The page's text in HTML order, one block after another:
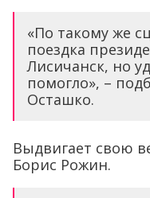
«По такому же
поездка
Лисичанск, но
помогло», –
Осташко.
Выдвигает свою
Борис Рожин.